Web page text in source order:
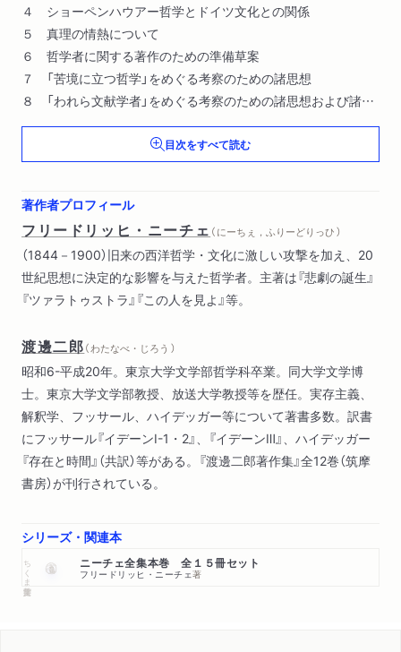
４ ショーペンハウアー哲学とドイツ文化との関係
５ 真理の情熱について
６ 哲学者に関する著作のための準備草案
７ 「苦境に立つ哲学」をめぐる考察のための諸思想
８ 「われら文献学者」をめぐる考察のための諸思想および諸草
案
目次をすべて読む
著作者プロフィール
フリードリッヒ・ニーチェ （ にーちぇ，ふりーどりっひ ）
（1844－1900）旧来の西洋哲学・文化に激しい攻撃を加え、20
世紀思想に決定的な影響を与えた哲学者。主著は『悲劇の誕生』
『ツァラトゥストラ』『この人を見よ』等。
渡邊二郎（ わたなべ・じろう ）
昭和6-平成20年。東京大学文学部哲学科卒業。同大学文学博
士。東京大学文学部教授、放送大学教授等を歴任。実存主義、
解釈学、フッサール、ハイデッガー等について著書多数。訳書
にフッサール『イデーンⅠ-1・2』、『イデーンⅢ』、ハイデッガー
『存在と時間』（共訳）等がある。『渡邊二郎著作集』全12巻（筑摩
書房）が刊行されている。
シリーズ・関連本
ちくま学芸文庫 ニーチェ全集本巻 全１５冊セット
フリードリッヒ・ニーチェ著